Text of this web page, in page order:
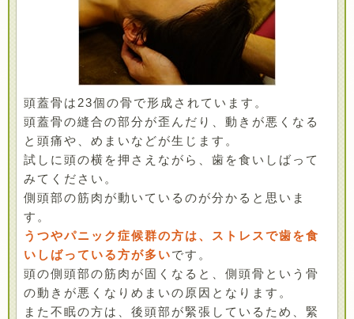
頭蓋骨は23個の骨で形成されています。
頭蓋骨の縫合の部分が歪んだり、動きが悪くなる
と頭痛や、めまいなどが生じます。
試しに頭の横を押さえながら、歯を食いしばって
みてください。
側頭部の筋肉が動いているのが分かると思いま
す。
うつやパニック症候群の方は、ストレスで歯を食
いしばっている方が多いです。
頭の側頭部の筋肉が固くなると、側頭骨という骨
の動きが悪くなりめまいの原因となります。
また不眠の方は、後頭部が緊張しているため、緊